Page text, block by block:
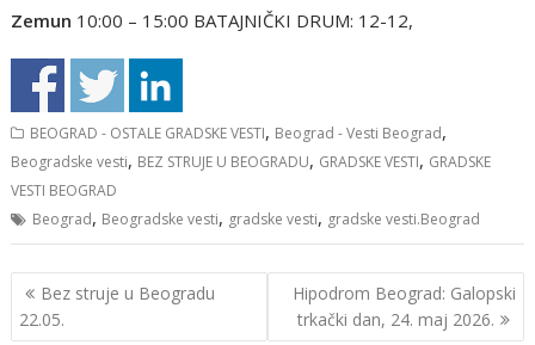
Zemun 10:00 – 15:00 BATAJNIČKI DRUM: 12-12,
BEOGRAD - OSTALE GRADSKE VESTI, Beograd - Vesti Beograd,
Beogradske vesti, BEZ STRUJE U BEOGRADU, GRADSKE VESTI, GRADSKE
VESTI BEOGRAD
Beograd, Beogradske vesti, gradske vesti, gradske vesti.Beograd
Кретање
чланка
Bez struje u Beogradu
22.05.
Hipodrom Beograd: Galopski
trkački dan, 24. maj 2026.